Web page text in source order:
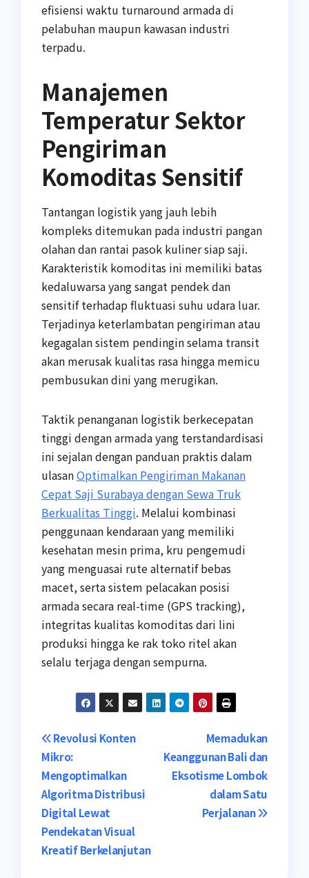
efisiensi waktu turnaround armada di
pelabuhan maupun kawasan industri
terpadu.
Manajemen
Temperatur Sektor
Pengiriman
Komoditas Sensitif
Tantangan logistik yang jauh lebih
kompleks ditemukan pada industri pangan
olahan dan rantai pasok kuliner siap saji.
Karakteristik komoditas ini memiliki batas
kedaluwarsa yang sangat pendek dan
sensitif terhadap fluktuasi suhu udara luar.
Terjadinya keterlambatan pengiriman atau
kegagalan sistem pendingin selama transit
akan merusak kualitas rasa hingga memicu
pembusukan dini yang merugikan.
Taktik penanganan logistik berkecepatan
tinggi dengan armada yang terstandardisasi
ini sejalan dengan panduan praktis dalam
ulasanOptimalkan Pengiriman Makanan
Cepat Saji Surabaya dengan Sewa Truk
Berkualitas Tinggi. Melalui kombinasi
penggunaan kendaraan yang memiliki
kesehatan mesin prima, kru pengemudi
yang menguasai rute alternatif bebas
macet, serta sistem pelacakan posisi
armada secara real-time (GPS tracking),
integritas kualitas komoditas dari lini
produksi hingga ke rak toko ritel akan
selalu terjaga dengan sempurna.
Post
navigation
Memadukan
Keanggunan Bali dan
Eksotisme Lombok
dalam Satu
Perjalanan
Revolusi Konten
Mikro:
Mengoptimalkan
Algoritma Distribusi
Digital Lewat
Pendekatan Visual
Kreatif Berkelanjutan